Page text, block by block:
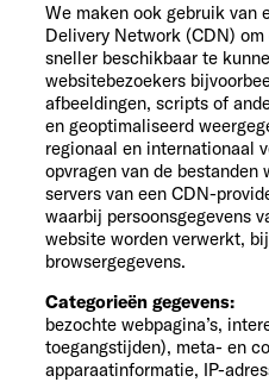
We maken ook gebruik van
Delivery Network (CDN)
sneller beschikbaar te
websitebezoekers
afbeeldingen, scripts of
en geoptimaliseerd
regionaal en internationaal
opvragen van de
servers van een CDN-
waarbij persoonsgegevens
website worden verwerkt,
browsergegevens.
Categorieën
bezochte webpagina’s,
toegangstijden), meta- en
apparaatinformatie, IP-